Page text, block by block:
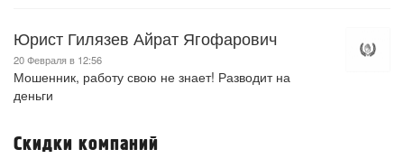
Юрист Гилязев Айрат Ягофарович
20 Февраля в 12:56
Мошенник, работу свою не знает! Разводит на
деньги
Скидки компаний